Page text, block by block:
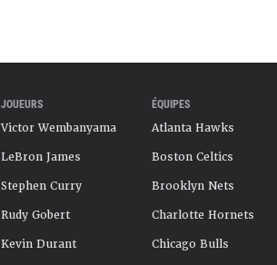
JOUEURS
Victor Wembanyama
LeBron James
Stephen Curry
Rudy Gobert
Kevin Durant
ÉQUIPES
Atlanta Hawks
Boston Celtics
Brooklyn Nets
Charlotte Hornets
Chicago Bulls